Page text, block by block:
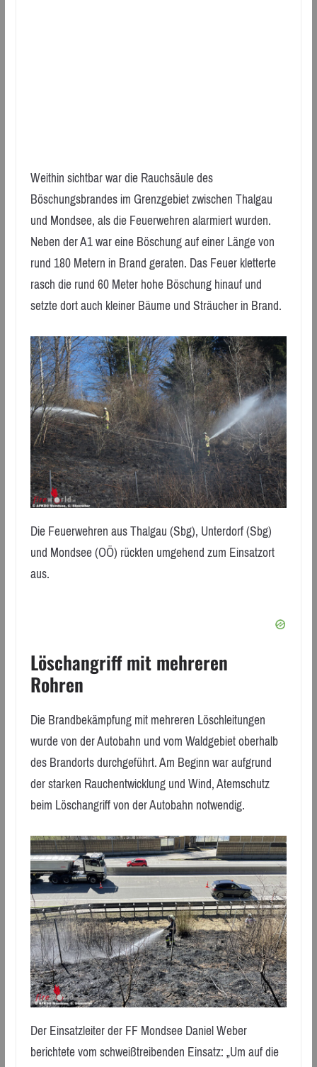
Weithin sichtbar war die Rauchsäule des
Böschungsbrandes im Grenzgebiet zwischen Thalgau
und Mondsee, als die Feuerwehren alarmiert wurden.
Neben der A1 war eine Böschung auf einer Länge von
rund 180 Metern in Brand geraten. Das Feuer kletterte
rasch die rund 60 Meter hohe Böschung hinauf und
setzte dort auch kleiner Bäume und Sträucher in Brand.
Die Feuerwehren aus Thalgau (Sbg), Unterdorf (Sbg)
und Mondsee (OÖ) rückten umgehend zum Einsatzort
aus.
Löschangriff mit mehreren
Rohren
Die Brandbekämpfung mit mehreren Löschleitungen
wurde von der Autobahn und vom Waldgebiet oberhalb
des Brandorts durchgeführt. Am Beginn war aufgrund
der starken Rauchentwicklung und Wind, Atemschutz
beim Löschangriff von der Autobahn notwendig.
Der Einsatzleiter der FF Mondsee Daniel Weber
berichtete vom schweißtreibenden Einsatz: „Um auf die